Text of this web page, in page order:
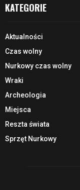
KATEGORIE
Aktualności
Czas wolny
Nurkowy czas wolny
Wraki
Archeologia
Miejsca
Reszta świata
Sprzęt Nurkowy